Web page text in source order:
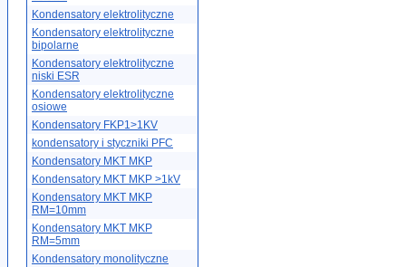
Kondensatory elektrolityczne
Kondensatory elektrolityczne
bipolarne
Kondensatory elektrolityczne
niski ESR
Kondensatory elektrolityczne
osiowe
Kondensatory FKP1>1KV
kondensatory i styczniki PFC
Kondensatory MKT MKP
Kondensatory MKT MKP >1kV
Kondensatory MKT MKP
RM=10mm
Kondensatory MKT MKP
RM=5mm
Kondensatory monolityczne